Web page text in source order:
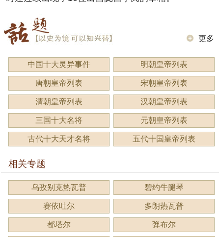
更多
中国十大灵异事件 明朝皇帝列表
唐朝皇帝列表 宋朝皇帝列表
清朝皇帝列表 汉朝皇帝列表
三国十大名将 元朝皇帝列表
古代十大天才名将 五代十国皇帝列表
相关专题
乌孜别克热瓦普 碧约牛腿琴
赛依吐尔 多朗热瓦普
都塔尔 弹布尔